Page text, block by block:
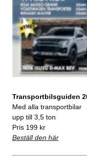
Transportbilsguiden
Med alla transportbilar
upp till 3,5 ton
Pris 199 kr
Beställ den här